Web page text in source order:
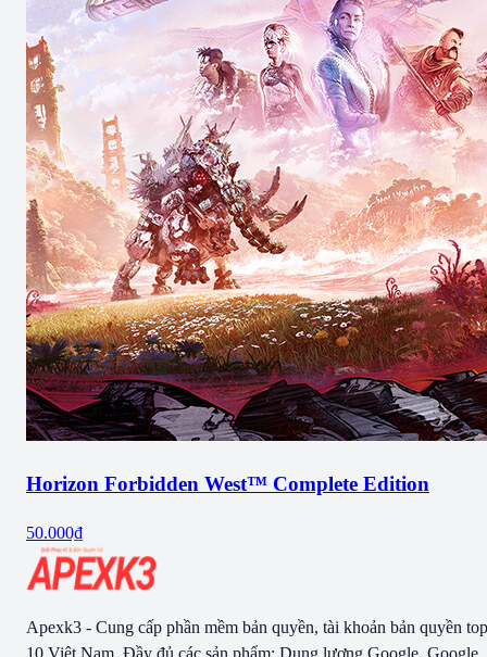
Horizon Forbidden West™ Complete Edition
50.000₫
Apexk3 - Cung cấp phần mềm bản quyền, tài khoản bản quyền top
10 Việt Nam. Đầy đủ các sản phẩm: Dung lượng Google, Google